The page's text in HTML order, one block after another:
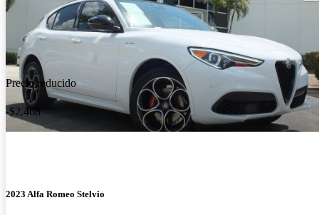
Precio reducido
-$2,468
2023 Alfa Romeo Stelvio